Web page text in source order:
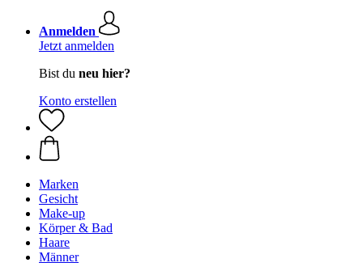
Anmelden
Jetzt anmelden
Bist du neu hier?
Konto erstellen
Marken
Gesicht
Make-up
Körper & Bad
Haare
Männer